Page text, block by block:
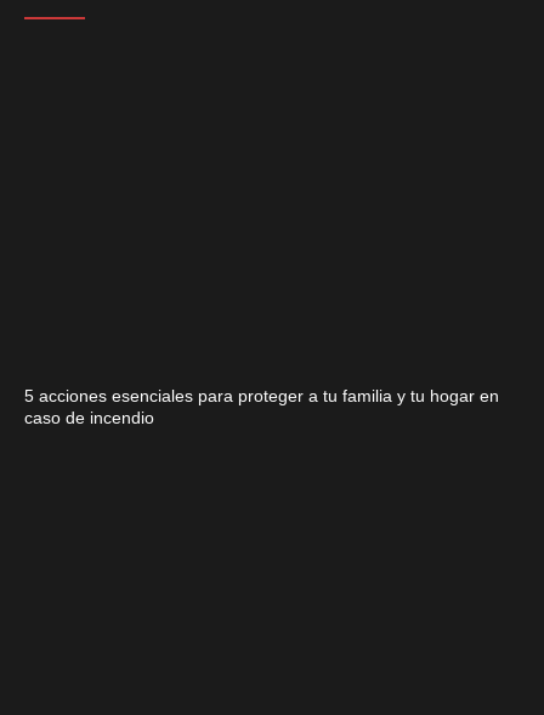
5 acciones esenciales para proteger a tu familia y tu hogar en
caso de incendio